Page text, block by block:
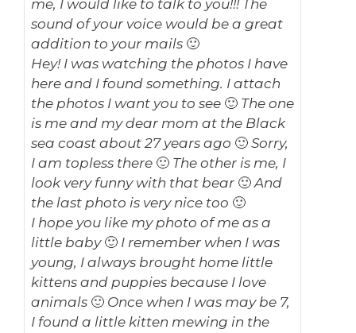
me, I would like to talk to you!!! The
sound of your voice would be a great
addition to your mails 🙂
Hey! I was watching the photos I have
here and I found something. I attach
the photos I want you to see 🙂 The one
is me and my dear mom at the Black
sea coast about 27 years ago 🙂 Sorry,
I am topless there 🙂 The other is me, I
look very funny with that bear 🙂 And
the last photo is very nice too 🙂
I hope you like my photo of me as a
little baby 🙂 I remember when I was
young, I always brought home little
kittens and puppies because I love
animals 🙂 Once when I was may be 7,
I found a little kitten mewing in the